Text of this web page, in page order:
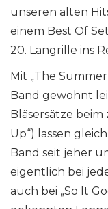
unseren alten
einem Best Of
20. Langrille ins
Mit „The
Band gewohnt
Bläsersätze beim
Up“) lassen
Band seit jeher
eigentlich bei
auch bei „So It